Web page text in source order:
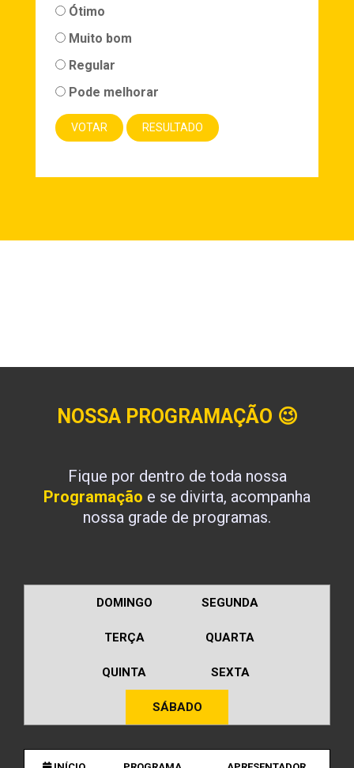
Ótimo
Muito bom
Regular
Pode melhorar
NOSSA PROGRAMAÇÃO 😉
Fique por dentro de toda nossa
Programação e se divirta, acompanha
nossa grade de programas.
DOMINGO SEGUNDA
TERÇA QUARTA
QUINTA SEXTA
SÁBADO